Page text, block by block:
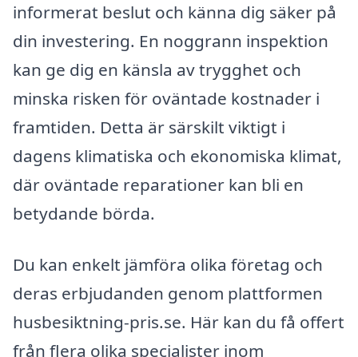
informerat beslut och känna dig säker på
din investering. En noggrann inspektion
kan ge dig en känsla av trygghet och
minska risken för oväntade kostnader i
framtiden. Detta är särskilt viktigt i
dagens klimatiska och ekonomiska klimat,
där oväntade reparationer kan bli en
betydande börda.
Du kan enkelt jämföra olika företag och
deras erbjudanden genom plattformen
husbesiktning-pris.se. Här kan du få offert
från flera olika specialister inom